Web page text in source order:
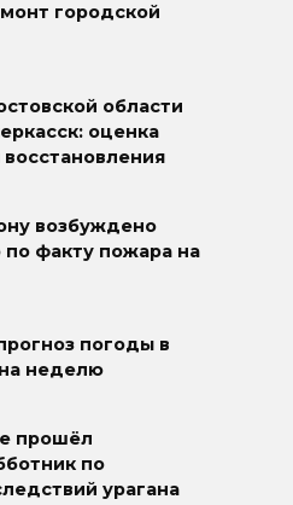
городской
области
оценка
возбуждено
факту пожара на
погоды в
неделю
прошёл
по
урагана